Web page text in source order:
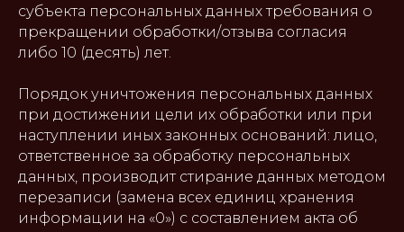
субъекта персональных данных требования о
прекращении обработки/отзыва согласия
либо 10 (десять) лет.
Порядок уничтожения персональных данных
при достижении цели их обработки или при
наступлении иных законных оснований: лицо,
ответственное за обработку персональных
данных, производит стирание данных методом
перезаписи (замена всех единиц хранения
информации на «0») с составлением акта об